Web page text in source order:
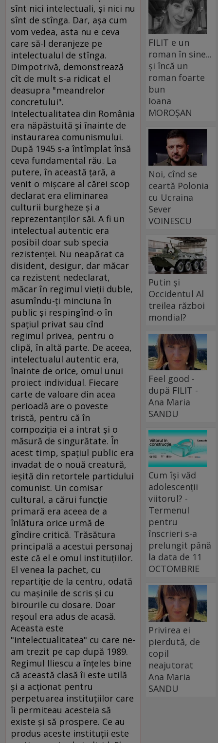
sînt nici intelectuali, şi nici nu
sînt de stînga. Dar, aşa cum
vom vedea, asta nu e ceva
care să-l deranjeze pe
intelectualul de stînga.
Dimpotrivă, demonstrează
cît de mult s-a ridicat el
deasupra "meandrelor
concretului".
Intelectualitatea din România
era năpăstuită şi înainte de
instaurarea comunismului.
După 1945 s-a întîmplat însă
ceva fundamental rău. La
putere, în această ţară, a
venit o mişcare al cărei scop
declarat era eliminarea
culturii burgheze şi a
reprezentanţilor săi. A fi un
intelectual autentic era
posibil doar sub specia
rezistenţei. Nu neapărat ca
disident, desigur, dar măcar
ca rezistent nedeclarat,
măcar în regimul vieţii duble,
asumîndu-ţi minciuna în
public şi respingînd-o în
spaţiul privat sau cînd
regimul privea, pentru o
clipă, în altă parte. De aceea,
intelectualul autentic era,
înainte de orice, omul unui
proiect individual. Fiecare
carte de valoare din acea
perioadă are o poveste
tristă, pentru că în
compoziţia ei a intrat şi o
măsură de singurătate. În
acest timp, spaţiul public era
invadat de o nouă creatură,
ieşită din retortele partidului
comunist. Un comisar
cultural, a cărui funcţie
primară era aceea de a
înlătura orice urmă de
gîndire critică. Trăsătura
principală a acestui personaj
este că el e omul instituţiilor.
El venea la pachet, cu
repartiţie de la centru, odată
cu maşinile de scris şi cu
birourile cu dosare. Doar
reşoul era adus de acasă.
Aceasta este
"intelectualitatea" cu care ne-
am trezit pe cap după 1989.
Regimul Iliescu a înţeles bine
că această clasă îi este utilă
şi a acţionat pentru
perpetuarea instituţiilor care
îi permiteau acesteia să
existe şi să prospere. Ce au
produs aceste instituţii este
FILIT e un
roman în sine...
și încă un
roman foarte
bun
Ioana
MOROȘAN
Noi, cînd se
ceartă Polonia
cu Ucraina
Sever
VOINESCU
Putin și
Occidentul Al
treilea război
mondial?
Feel good -
după FILIT -
Ana Maria
SANDU
Cum își văd
adolescenții
viitorul? -
Termenul
pentru
înscrieri s-a
prelungit până
la data de 11
OCTOMBRIE
Privirea ei
pierdută, de
copil
neajutorat
Ana Maria
SANDU